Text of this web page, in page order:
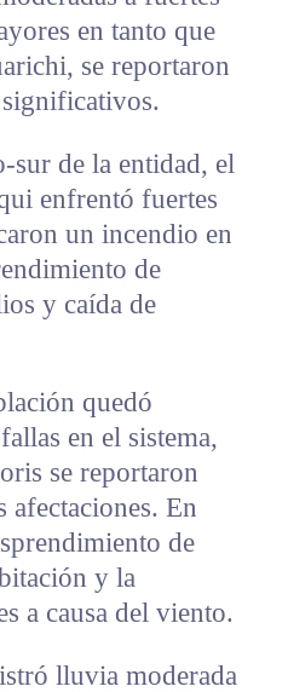
en tanto que
se reportaron
sur de la entidad, el
enfrentó fuertes
un incendio en
de
y caída de
quedó
en el sistema,
se reportaron
afectaciones. En
de
y la
a causa del viento.
lluvia moderada